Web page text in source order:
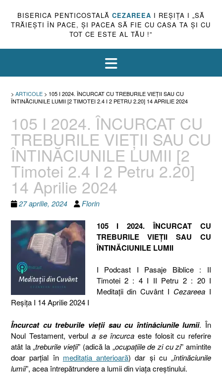
BISERICA PENTICOSTALĂ CEZAREEA I REŞIŢA I „SĂ
TRĂIEŞTI ÎN PACE, ŞI PACEA SĂ FIE CU CASA TA ŞI CU
TOT CE ESTE AL TĂU !”
> ARTICOLE > 105 I 2024. ÎNCURCAT CU TREBURILE VIEȚII SAU CU
ÎNTINĂCIUNILE LUMII [2 TIMOTEI 2.4 I 2 PETRU 2.20] 14 APRILIE 2024
105 I 2024. ÎNCURCAT CU
TREBURILE VIEȚII SAU CU
ÎNTINĂCIUNILE LUMII [2
Timotei 2.4 I 2 Petru 2.20]
14 Aprilie 2024
27 aprilie, 2024 Florin
105 I 2024. ÎNCURCAT CU
TREBURILE VIEȚII SAU CU
ÎNTINĂCIUNILE LUMII
I Podcast I Pasaje Biblice : II
Timotei 2 : 4 I II Petru 2 : 20 I
Meditaţii din Cuvânt I Cezareea I
Reşiţa I 14 Aprilie 2024 I
Încurcat cu treburile vieții sau cu întinăciunile lumii. În
Noul Testament, verbul a se încurca este folosit cu referire
atât la „treburile vieții” (adică la „ocupațiile de zi cu zi” amintite
doar parțial în meditația anterioară) dar și cu „întinăciunile
lumii”, acea întrepătrundere a lumii din viața creștinului.